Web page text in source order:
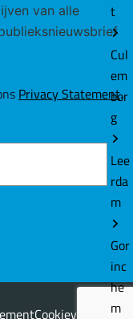
t
Cul
em
bor
g
Lee
rda
m
Gor
inc
he
m
van alle
Privacy Statement.
Cookievoorkeuren